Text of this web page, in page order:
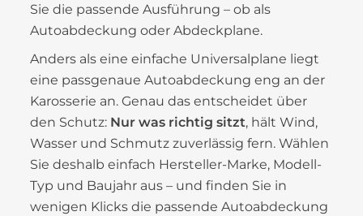
Sie die passende Ausführung – ob als
Autoabdeckung oder Abdeckplane.
Anders als eine einfache Universalplane liegt
eine passgenaue Autoabdeckung eng an der
Karosserie an. Genau das entscheidet über
den Schutz: Nur was richtig sitzt, hält Wind,
Wasser und Schmutz zuverlässig fern. Wählen
Sie deshalb einfach Hersteller-Marke, Modell-
Typ und Baujahr aus – und finden Sie in
wenigen Klicks die passende Autoabdeckung